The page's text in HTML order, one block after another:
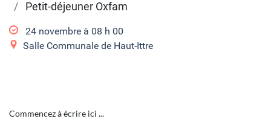
Petit-déjeuner Oxfam
24 novembre à 08 h 00
Salle Communale de Haut-Ittre
Commencez à écrire ici ...